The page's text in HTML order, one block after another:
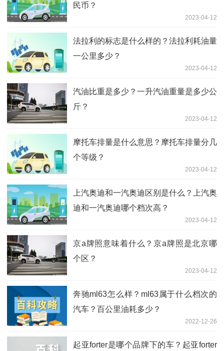
民币？
2023-04-12
法拉利的标志是什么样的？法拉利耗油量
一公里多少？
2023-04-12
汽油比重是多少？一升汽油重量是多少公
斤？
2023-04-12
摩托车排量是什么意思？摩托车排量分几
个等级？
2023-04-12
上汽奥迪和一汽奥迪区别是什么？上汽奥
迪和一汽奥迪哪个档次高？
2023-04-12
京a牌照意味着什么？京a牌照是北京哪
个区？
2023-04-12
奔驰ml63怎么样？ml63属于什么档次的
汽车？百公里油耗多少？
2022-12-26
起亚forter是哪个品牌下的车？起亚forter